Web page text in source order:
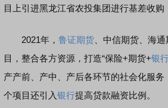
目上引进黑龙江省农投集团进行基差收
2021年， 鲁证期货 、中信期货、海
目，整合各方资源，打造“保险+期货+银
产产前、产中、产后各环节的社会化服
个项目还引入银行提高贷款融资比例。